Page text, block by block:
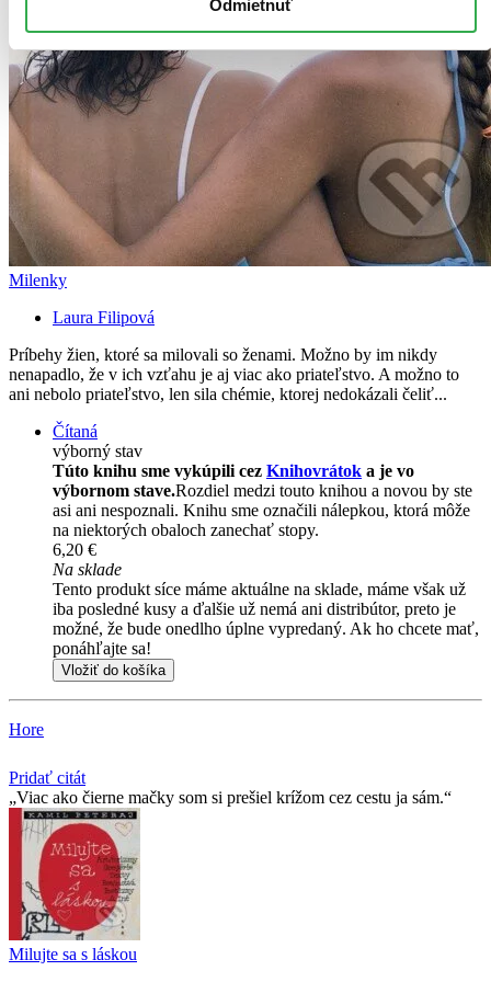
Odmietnuť
Milenky
Laura Filipová
Príbehy žien, ktoré sa milovali so ženami. Možno by im nikdy
nenapadlo, že v ich vzťahu je aj viac ako priateľstvo. A možno to
ani nebolo priateľstvo, len sila chémie, ktorej nedokázali čeliť...
Čítaná
výborný stav
Túto knihu sme vykúpili cez Knihovrátok a je vo
výbornom stave.Rozdiel medzi touto knihou a novou by ste
asi ani nespoznali. Knihu sme označili nálepkou, ktorá môže
na niektorých obaloch zanechať stopy.
6,20 €
Na sklade
Tento produkt síce máme aktuálne na sklade, máme však už
iba posledné kusy a ďalšie už nemá ani distribútor, preto je
možné, že bude onedlho úplne vypredaný. Ak ho chcete mať,
ponáhľajte sa!
Vložiť do košíka
Hore
Pridať citát
Viac ako čierne mačky som si prešiel krížom cez cestu ja sám.
Milujte sa s láskou